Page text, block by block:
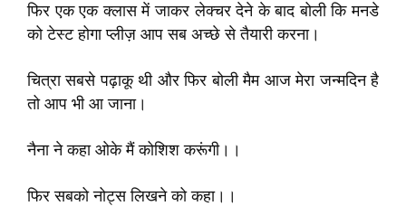
फिर एक एक क्लास में जाकर लेक्चर देने के बाद बोली कि मनडे
को टेस्ट होगा प्लीज़ आप सब अच्छे से तैयारी करना।
चित्रा सबसे पढ़ाकू थी और फिर बोली मैम आज मेरा जन्मदिन है
तो आप भी आ जाना।
नैना ने कहा ओके मैं कोशिश करूंगी।।
फिर सबको नोट्स लिखने को कहा।।